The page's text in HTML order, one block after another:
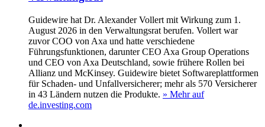
Guidewire hat Dr. Alexander Vollert mit Wirkung zum 1.
August 2026 in den Verwaltungsrat berufen. Vollert war
zuvor COO von Axa und hatte verschiedene
Führungsfunktionen, darunter CEO Axa Group Operations
und CEO von Axa Deutschland, sowie frühere Rollen bei
Allianz und McKinsey. Guidewire bietet Softwareplattformen
für Schaden- und Unfallversicherer; mehr als 570 Versicherer
in 43 Ländern nutzen die Produkte. » Mehr auf
de.investing.com